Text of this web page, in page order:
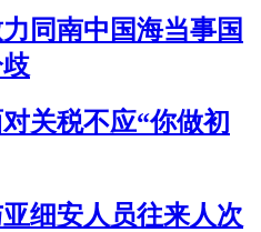
同南中国海当事国
关税不应“你做初
细安人员往来人次